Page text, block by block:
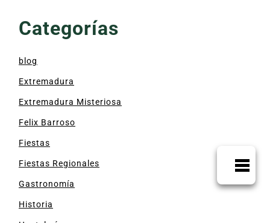
Categorías
blog
Extremadura
Extremadura Misteriosa
Felix Barroso
Fiestas
Fiestas Regionales
Gastronomía
Historia